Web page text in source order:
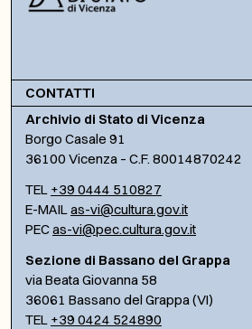
CONTATTI
Archivio di Stato di Vicenza
Borgo Casale 91
36100 Vicenza – C.F. 80014870242
TEL +39 0444 510827
E-MAILas-vi@cultura.gov.it
PECas-vi@pec.cultura.gov.it
Sezione di Bassano del Grappa
via Beata Giovanna 58
36061 Bassano del Grappa (VI)
TEL +39 0424 524890